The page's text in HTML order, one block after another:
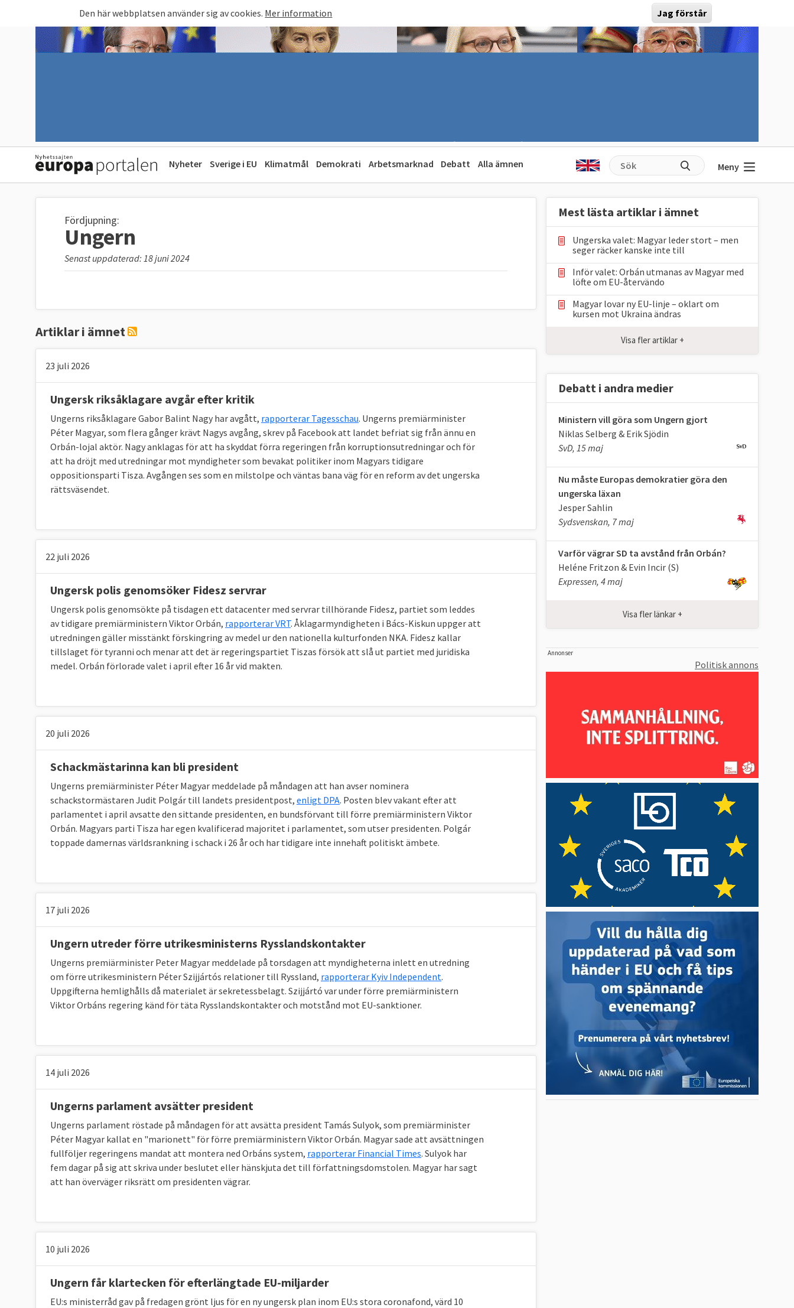
Den här webbplatsen använder sig av cookies. Mer information Jag förstår
Nyheter Sverige i EU Klimatmål Demokrati Arbetsmarknad Debatt Alla ämnen Meny
Fördjupning:
Ungern
Senast uppdaterad: 18 juni 2024
Artiklar i ämnet
23 juli 2026
Ungersk riksåklagare avgår efter kritik
Ungerns riksåklagare Gabor Balint Nagy har avgått, rapporterar Tagesschau. Ungerns premiärminister
Péter Magyar, som flera gånger krävt Nagys avgång, skrev på Facebook att landet befriat sig från ännu en
Orbán-lojal aktör. Nagy anklagas för att ha skyddat förra regeringen från korruptionsutredningar och för
att ha dröjt med utredningar mot myndigheter som bevakat politiker inom Magyars tidigare
oppositionsparti Tisza. Avgången ses som en milstolpe och väntas bana väg för en reform av det ungerska
rättsväsendet.
22 juli 2026
Ungersk polis genomsöker Fidesz servrar
Ungersk polis genomsökte på tisdagen ett datacenter med servrar tillhörande Fidesz, partiet som leddes
av tidigare premiärministern Viktor Orbán, rapporterar VRT. Åklagarmyndigheten i Bács-Kiskun uppger att
utredningen gäller misstänkt förskingring av medel ur den nationella kulturfonden NKA. Fidesz kallar
tillslaget för tyranni och menar att det är regeringspartiet Tiszas försök att slå ut partiet med juridiska
medel. Orbán förlorade valet i april efter 16 år vid makten.
20 juli 2026
Schackmästarinna kan bli president
Ungerns premiärminister Péter Magyar meddelade på måndagen att han avser nominera
schackstormästaren Judit Polgár till landets presidentpost, enligt DPA. Posten blev vakant efter att
parlamentet i april avsatte den sittande presidenten, en bundsförvant till förre premiärministern Viktor
Orbán. Magyars parti Tisza har egen kvalificerad majoritet i parlamentet, som utser presidenten. Polgár
toppade damernas världsrankning i schack i 26 år och har tidigare inte innehaft politiskt ämbete.
17 juli 2026
Ungern utreder förre utrikesministerns Rysslandskontakter
Ungerns premiärminister Peter Magyar meddelade på torsdagen att myndigheterna inlett en utredning
om förre utrikesministern Péter Szijjártós relationer till Ryssland, rapporterar Kyiv Independent.
Uppgifterna hemlighålls då materialet är sekretessbelagt. Szijjártó var under förre premiärministern
Viktor Orbáns regering känd för täta Rysslandskontakter och motstånd mot EU-sanktioner.
14 juli 2026
Ungerns parlament avsätter president
Ungerns parlament röstade på måndagen för att avsätta president Tamás Sulyok, som premiärminister
Péter Magyar kallat en "marionett" för förre premiärministern Viktor Orbán. Magyar sade att avsättningen
fullföljer regeringens mandat att montera ned Orbáns system, rapporterar Financial Times. Sulyok har
fem dagar på sig att skriva under beslutet eller hänskjuta det till författningsdomstolen. Magyar har sagt
att han överväger riksrätt om presidenten vägrar.
10 juli 2026
Ungern får klartecken för efterlängtade EU-miljarder
EU:s ministerråd gav på fredagen grönt ljus för en ny ungersk plan inom EU:s stora coronafond, värd 10
Mest lästa artiklar i ämnet
Ungerska valet: Magyar leder stort – men
seger räcker kanske inte till
Inför valet: Orbán utmanas av Magyar med
löfte om EU-återvändo
Magyar lovar ny EU-linje – oklart om
kursen mot Ukraina ändras
Visa fler artiklar +
Debatt i andra medier
Ministern vill göra som Ungern gjort
Niklas Selberg & Erik Sjödin
SvD, 15 maj
Nu måste Europas demokratier göra den
ungerska läxan
Jesper Sahlin
Sydsvenskan, 7 maj
Varför vägrar SD ta avstånd från Orbán?
Heléne Fritzon & Evin Incir (S)
Expressen, 4 maj
Visa fler länkar +
Annonser
Politisk annons